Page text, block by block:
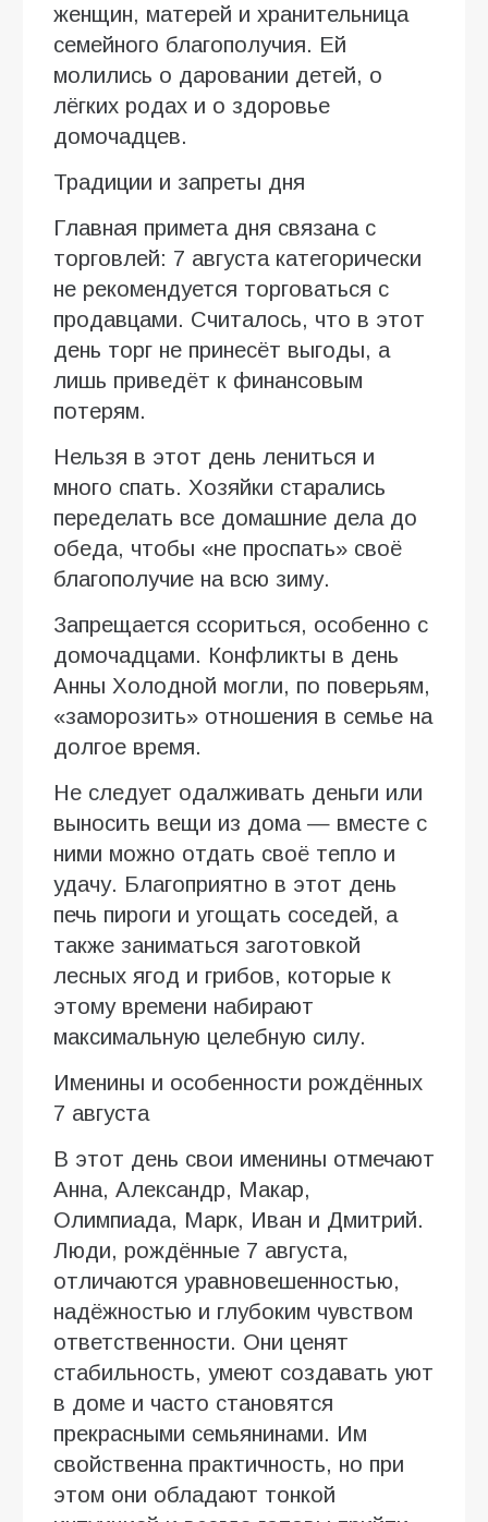
женщин, матерей и хранительница
семейного благополучия. Ей
молились о даровании детей, о
лёгких родах и о здоровье
домочадцев.
Традиции и запреты дня
Главная примета дня связана с
торговлей: 7 августа категорически
не рекомендуется торговаться с
продавцами. Считалось, что в этот
день торг не принесёт выгоды, а
лишь приведёт к финансовым
потерям.
Нельзя в этот день лениться и
много спать. Хозяйки старались
переделать все домашние дела до
обеда, чтобы «не проспать» своё
благополучие на всю зиму.
Запрещается ссориться, особенно с
домочадцами. Конфликты в день
Анны Холодной могли, по поверьям,
«заморозить» отношения в семье на
долгое время.
Не следует одалживать деньги или
выносить вещи из дома — вместе с
ними можно отдать своё тепло и
удачу. Благоприятно в этот день
печь пироги и угощать соседей, а
также заниматься заготовкой
лесных ягод и грибов, которые к
этому времени набирают
максимальную целебную силу.
Именины и особенности рождённых
7 августа
В этот день свои именины отмечают
Анна, Александр, Макар,
Олимпиада, Марк, Иван и Дмитрий.
Люди, рождённые 7 августа,
отличаются уравновешенностью,
надёжностью и глубоким чувством
ответственности. Они ценят
стабильность, умеют создавать уют
в доме и часто становятся
прекрасными семьянинами. Им
свойственна практичность, но при
этом они обладают тонкой